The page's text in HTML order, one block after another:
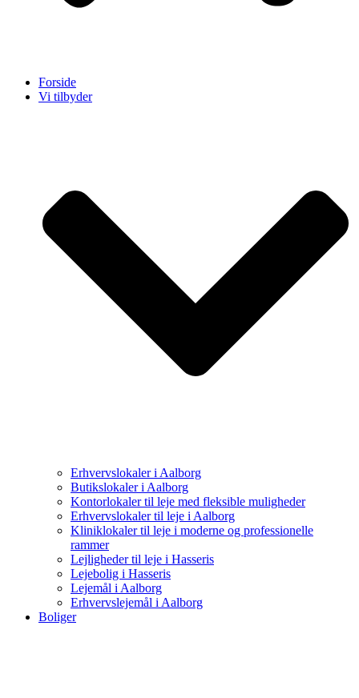
Forside
Vi tilbyder
Erhvervslokaler i Aalborg
Butikslokaler i Aalborg
Kontorlokaler til leje med fleksible muligheder
Erhvervslokaler til leje i Aalborg
Kliniklokaler til leje i moderne og professionelle
rammer
Lejligheder til leje i Hasseris
Lejebolig i Hasseris
Lejemål i Aalborg
Erhvervslejemål i Aalborg
Boliger